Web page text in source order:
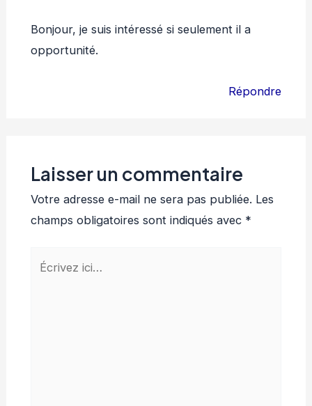
Bonjour, je suis intéressé si seulement il a
opportunité.
Répondre
Laisser un commentaire
Votre adresse e-mail ne sera pas publiée. Les
champs obligatoires sont indiqués avec *
Écrivez